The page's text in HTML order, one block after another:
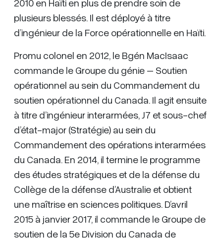
2010 en Haïti en plus de prendre soin de
plusieurs blessés. Il est déployé à titre
d’ingénieur de la Force opérationnelle en Haïti.
Promu colonel en 2012, le Bgén MacIsaac
commande le Groupe du génie – Soutien
opérationnel au sein du Commandement du
soutien opérationnel du Canada. Il agit ensuite
à titre d’ingénieur interarmées, J7 et sous-chef
d’état-major (Stratégie) au sein du
Commandement des opérations interarmées
du Canada. En 2014, il termine le programme
des études stratégiques et de la défense du
Collège de la défense d’Australie et obtient
une maîtrise en sciences politiques. D’avril
2015 à janvier 2017, il commande le Groupe de
soutien de la 5e Division du Canada de